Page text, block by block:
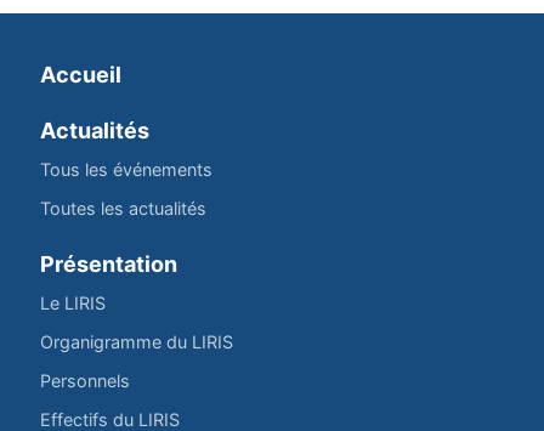
Accueil
Actualités
Tous les événements
Toutes les actualités
Présentation
Le LIRIS
Organigramme du LIRIS
Personnels
Effectifs du LIRIS